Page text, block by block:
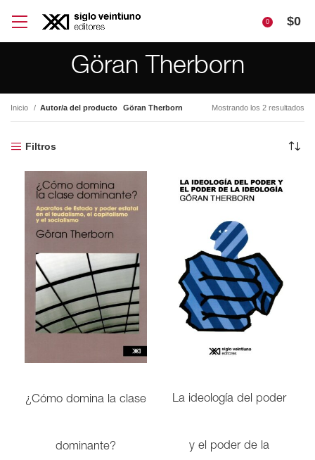
0 $0
Göran Therborn
Inicio Autor/a del producto Göran Therborn Mostrando los 2 resultados
Filtros
¿Cómo domina la clase
dominante?
La ideología del poder
y el poder de la